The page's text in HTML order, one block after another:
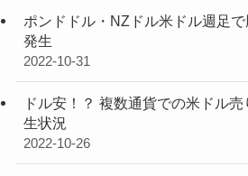
ポンドドル・NZドル米ドル週足
発生
2022-10-31
ドル安！？ 複数通貨での米ドル
生状況
2022-10-26